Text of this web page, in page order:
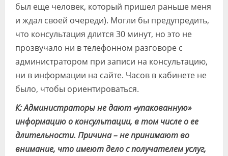
был еще человек, который пришел раньше меня
и ждал своей очереди). Могли бы предупредить,
что консультация длится 30 минут, но это не
прозвучало ни в телефонном разговоре с
администратором при записи на консультацию,
ни в информации на сайте. Часов в кабинете не
было, чтобы ориентироваться.
К: Администраторы не дают «упакованную»
информацию о консультации, в том числе о ее
длительности. Причина – не принимают во
внимание, что имеют дело с получателем услуг,